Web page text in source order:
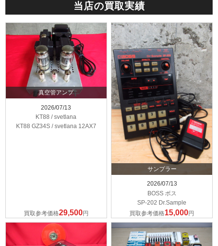
当店の買取実績
真空管アンプ
2026/07/13
KT88 / svetlana
KT88 GZ34S / svetlana 12AX7
買取参考価格29,500円
サンプラー
2026/07/13
BOSS ボス
SP-202 Dr.Sample
買取参考価格15,000円